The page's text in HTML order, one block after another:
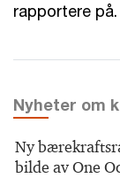
rapportere på.
Nyheter om
Ny
bilde av One